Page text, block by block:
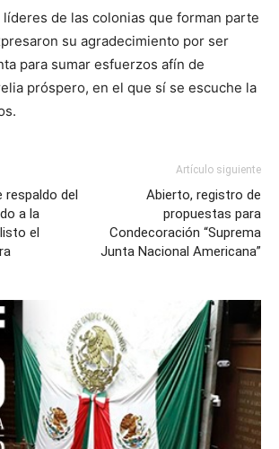
de las colonias que forman parte
su agradecimiento por ser
para sumar esfuerzos afín de
próspero, en el que sí se escuche la
del
a la
el
Artículo siguiente
Abierto, registro de
propuestas para
Condecoración “Suprema
Junta Nacional Americana”